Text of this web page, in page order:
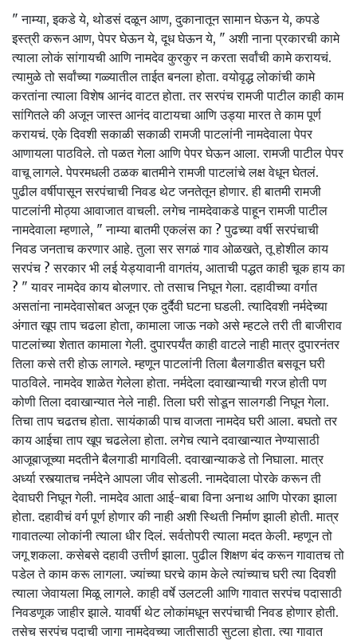
" नाम्या, इकडे ये, थोडसं दळून आण, दुकानातून सामान घेऊन ये, कपडे
इस्त्री करून आण, पेपर घेऊन ये, दूध घेऊन ये, " अशी नाना प्रकारची कामे
त्याला लोकं सांगायची आणि नामदेव कुरकुर न करता सर्वांची कामे करायचं.
त्यामुळे तो सर्वांच्या गळ्यातील ताईत बनला होता. वयोवृद्ध लोकांची कामे
करतांना त्याला विशेष आनंद वाटत होता. तर सरपंच रामजी पाटील काही काम
सांगितले की अजून जास्त आनंद वाटायचा आणि उड्या मारत ते काम पूर्ण
करायचं. एके दिवशी सकाळी सकाळी रामजी पाटलांनी नामदेवाला पेपर
आणायला पाठविले. तो पळत गेला आणि पेपर घेऊन आला. रामजी पाटील पेपर
वाचू लागले. पेपरमधली ठळक बातमीने रामजी पाटलांचे लक्ष वेधून घेतलं.
पुढील वर्षीपासून सरपंचाची निवड थेट जनतेतून होणार. ही बातमी रामजी
पाटलांनी मोठ्या आवाजात वाचली. लगेच नामदेवाकडे पाहून रामजी पाटील
नामदेवाला म्हणाले, " नाम्या बातमी एकलंस का ? पुढच्या वर्षी सरपंचाची
निवड जनताच करणार आहे. तुला सर सगळं गाव ओळखते, तू होशील काय
सरपंच ? सरकार भी लई येड्यावानी वागतंय, आताची पद्धत काही चूक हाय का
? " यावर नामदेव काय बोलणार. तो तसाच निघून गेला. दहावीच्या वर्गात
असतांना नामदेवासोबत अजून एक दुर्दैवी घटना घडली. त्यादिवशी नर्मदेच्या
अंगात खूप ताप चढला होता, कामाला जाऊ नको असे म्हटले तरी ती बाजीराव
पाटलांच्या शेतात कामाला गेली. दुपारपर्यंत काही वाटले नाही मात्र दुपारनंतर
तिला कसे तरी होऊ लागले. म्हणून पाटलांनी तिला बैलगाडीत बसवून घरी
पाठविले. नामदेव शाळेत गेलेला होता. नर्मदेला दवाखान्याची गरज होती पण
कोणी तिला दवाखान्यात नेले नाही. तिला घरी सोडून सालगडी निघून गेला.
तिचा ताप चढतच होता. सायंकाळी पाच वाजता नामदेव घरी आला. बघतो तर
काय आईचा ताप खूप चढलेला होता. लगेच त्याने दवाखान्यात नेण्यासाठी
आजूबाजूच्या मदतीने बैलगाडी मागविली. दवाखान्याकडे तो निघाला. मात्र
अर्ध्या रस्त्यातच नर्मदेने आपला जीव सोडली. नामदेवाला पोरके करून ती
देवाघरी निघून गेली. नामदेव आता आई-बाबा विना अनाथ आणि पोरका झाला
होता. दहावीचं वर्ग पूर्ण होणार की नाही अशी स्थिती निर्माण झाली होती. मात्र
गावातल्या लोकांनी त्याला धीर दिलं. सर्वतोपरी त्याला मदत केली. म्हणून तो
जगू शकला. कसेबसे दहावी उत्तीर्ण झाला. पुढील शिक्षण बंद करून गावातच तो
पडेल ते काम करू लागला. ज्यांच्या घरचे काम केले त्यांच्याच घरी त्या दिवशी
त्याला जेवायला मिळू लागले. काही वर्षे उलटली आणि गावात सरपंच पदासाठी
निवडणूक जाहीर झाले. यावर्षी थेट लोकांमधून सरपंचाची निवड होणार होती.
तसेच सरपंच पदाची जागा नामदेवच्या जातीसाठी सुटला होता. त्या गावात